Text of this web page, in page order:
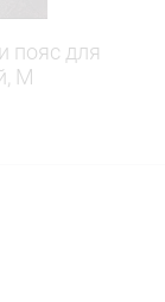
пояс для
M